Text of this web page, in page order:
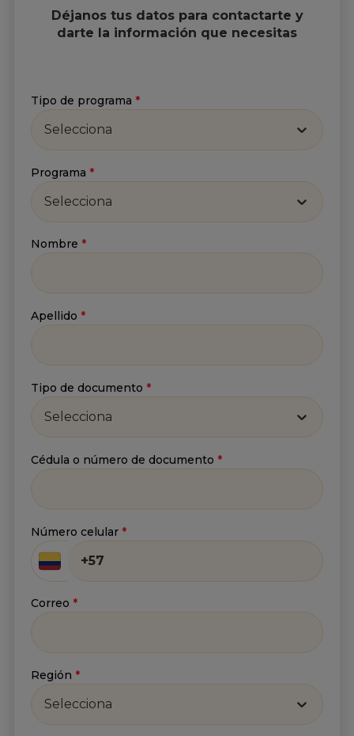
Suscríbete a nuestro
Newsletter
Recibe lo más reciente en tu correo
Política de tratamiento de
información yAviso de privacidad
Déjanos tus datos para contactarte y
darte la información que necesitas
Tipo de programa *
Selecciona
Programa *
Selecciona
Nombre *
Apellido *
Tipo de documento *
Selecciona
Cédula o número de documento *
Número celular *
Correo *
Región *
Selecciona